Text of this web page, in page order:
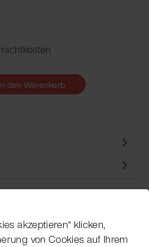
In den Warenkorb
akzeptieren“ klicken,
von Cookies auf Ihrem